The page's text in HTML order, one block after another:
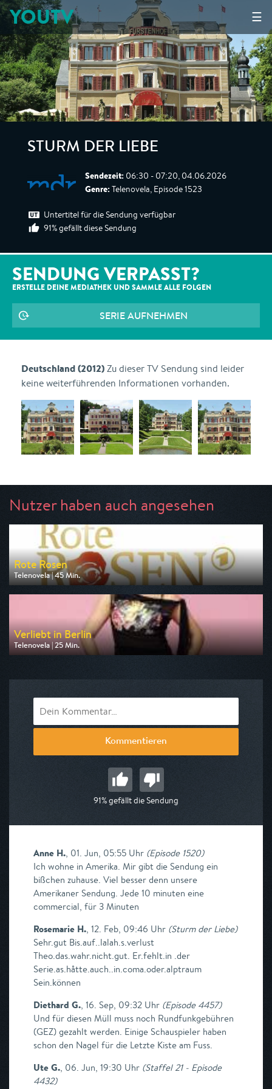
☰
YOUTV
STURM DER LIEBE
Sendezeit: 06:30 - 07:20, 04.06.2026
Genre: Telenovela, Episode 1523
Untertitel für die Sendung verfügbar
91% gefällt diese Sendung
SENDUNG VERPASST?
ERSTELLE DEINE MEDIATHEK UND SAMMLE ALLE FOLGEN
SERIE AUFNEHMEN
Deutschland (2012)Zu dieser TV Sendung sind leider
keine weiterführenden Informationen vorhanden.
Nutzer haben auch angesehen
Rote Rosen
Telenovela | 45 Min.
Ausgestrahlt von One
am 06.08.2026, 17:05
Verliebt in Berlin
Telenovela | 25 Min.
Ausgestrahlt von DF1
Kommentieren
91% gefällt die Sendung
Anne H., 01. Jun, 05:55 Uhr (Episode 1520)
Ich wohne in Amerika. Mir gibt die Sendung ein
bißchen zuhause. Viel besser denn unsere
Amerikaner Sendung. Jede 10 minuten eine
commercial, für 3 Minuten
Rosemarie H., 12. Feb, 09:46 Uhr (Sturm der Liebe)
Sehr.gut Bis.auf..lalah.s.verlust
Theo.das.wahr.nicht.gut. Er.fehlt.in .der
Serie.as.håtte.auch..in.coma.oder.alptraum
Sein.können
Diethard G., 16. Sep, 09:32 Uhr (Episode 4457)
Und für diesen Müll muss noch Rundfunkgebühren
(GEZ) gezahlt werden. Einige Schauspieler haben
schon den Nagel für die Letzte Kiste am Fuss.
Ute G., 06. Jun, 19:30 Uhr (Staffel 21 - Episode
4432)